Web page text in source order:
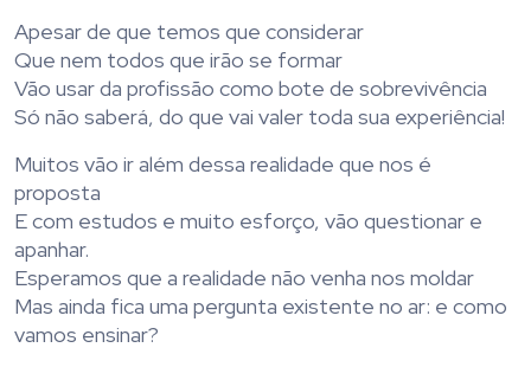
Apesar de que temos que considerar
Que nem todos que irão se formar
Vão usar da profissão como bote de sobrevivência
Só não saberá, do que vai valer toda sua experiência!
Muitos vão ir além dessa realidade que nos é
proposta
E com estudos e muito esforço, vão questionar e
apanhar.
Esperamos que a realidade não venha nos moldar
Mas ainda fica uma pergunta existente no ar: e como
vamos ensinar?